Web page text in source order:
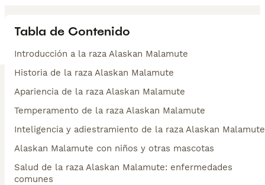
Tabla de Contenido
Introducción a la raza Alaskan Malamute
Historia de la raza Alaskan Malamute
Apariencia de la raza Alaskan Malamute
Temperamento de la raza Alaskan Malamute
Inteligencia y adiestramiento de la raza Alaskan Malamute
Alaskan Malamute con niños y otras mascotas
Salud de la raza Alaskan Malamute: enfermedades
comunes